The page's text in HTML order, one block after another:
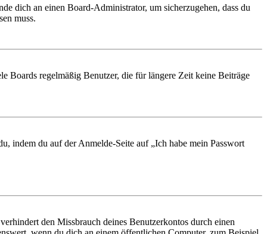
dich an einen Board-Administrator, um sicherzugehen, dass du
muss.
Boards regelmäßig Benutzer, die für längere Zeit keine Beiträge
indem du auf der Anmelde-Seite auf „Ich habe mein Passwort
den Missbrauch deines Benutzerkontos durch einen